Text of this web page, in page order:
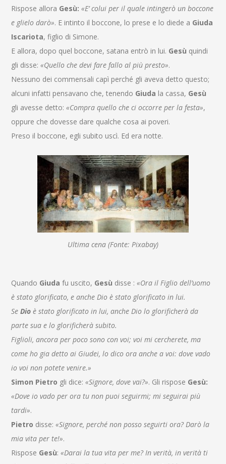
Rispose allora Gesù: «E’ colui per il quale intingerò un boccone
e glielo darò». E intinto il boccone, lo prese e lo diede a Giuda
Iscariota, figlio di Simone.
E allora, dopo quel boccone, satana entrò in lui. Gesù quindi
gli disse:«Quello che devi fare fallo al più presto».
Nessuno dei commensali capì perché gli aveva detto questo;
alcuni infatti pensavano che, tenendo Giuda la cassa, Gesù
gli avesse detto:«Compra quello che ci occorre per la festa»,
oppure che dovesse dare qualche cosa ai poveri.
Preso il boccone, egli subito uscì. Ed era notte.
Ultima cena (Fonte: Pixabay)
Quando Giuda fu uscito, Gesù disse :«Ora il Figlio dell’uomo
è stato glorificato, e anche Dio è stato glorificato in lui.
SeDio è stato glorificato in lui, anche Dio lo glorificherà da
parte sua e lo glorificherà subito.
Figlioli, ancora per poco sono con voi; voi mi cercherete, ma
come ho gia detto ai Giudei, lo dico ora anche a voi: dove vado
io voi non potete venire.»
Simon Pietro gli dice:«Signore, dove vai?». Gli rispose Gesù:
«Dove io vado per ora tu non puoi seguirmi; mi seguirai più
tardi».
Pietro disse:«Signore, perché non posso seguirti ora? Darò la
mia vita per te!».
Rispose Gesù:«Darai la tua vita per me? In verità, in verità ti